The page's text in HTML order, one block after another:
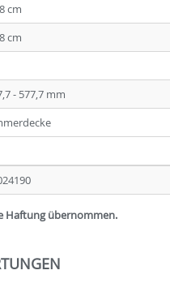
cm
cm
- 577,7 mm
Haftung übernommen.